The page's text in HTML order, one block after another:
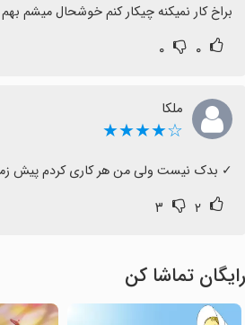
براخ کار نمیکنه چیکار کنم خوشحال میشم
۰ ۰
ملکا
☆★★★★
‏✓ بدک نیست ولی من هر کاری کردم پیش
۲ ۳
رایگان تماشا کن